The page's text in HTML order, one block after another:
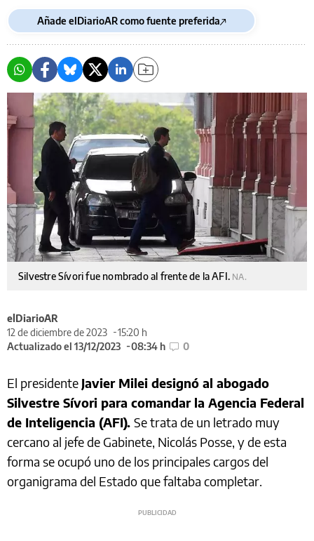
Añade elDiarioAR como fuente preferida
Silvestre Sívori fue nombrado al frente de la AFI. NA.
elDiarioAR
12 de diciembre de 2023
15:20 h
Actualizado el 13/12/2023
08:34 h 0
El presidente Javier Milei designó al abogado
Silvestre Sívori para comandar la Agencia Federal
de Inteligencia (AFI). Se trata de un letrado muy
cercano al jefe de Gabinete, Nicolás Posse, y de esta
forma se ocupó uno de los principales cargos del
organigrama del Estado que faltaba completar.